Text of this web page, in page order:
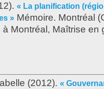
« La planification
» Mémoire. Montréal
Montréal, Maîtrise en
(2012). «